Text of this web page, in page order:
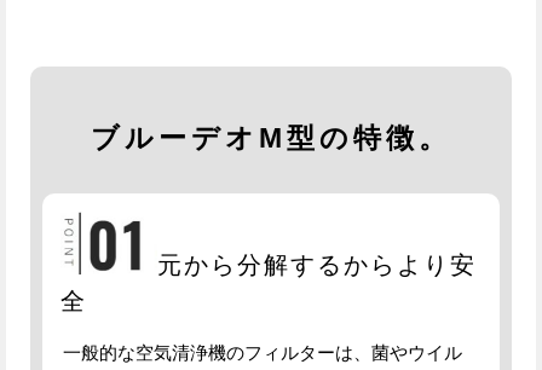
ブルーデオM型の特徴。
元から分解するからより安
全
一般的な空気清浄機のフィルターは、菌やウイル